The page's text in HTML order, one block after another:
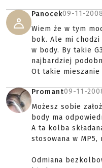
Panocek09-11-
Wiem że w tym
bok. Ale mi
w body. By takie
najbardziej
Ot takie mieszanie
Promant09-11-
Możesz sobie
body ma
A ta kolba
stosowana w MP5,
Odmiana